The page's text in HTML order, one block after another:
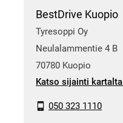
BestDrive Kuopio
Tyresoppi Oy
Neulalammentie 4 B
70780 Kuopio
Katso sijainti kartalta
050 323 1110